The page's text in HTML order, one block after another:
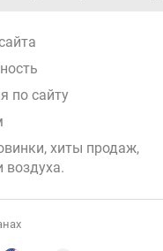
по сайту
хиты продаж,
воздуха.